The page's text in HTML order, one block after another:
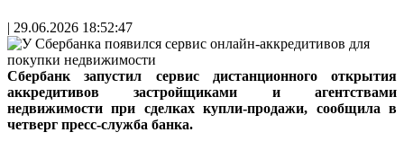
| 29.06.2026 18:52:47
Сбербанк запустил сервис дистанционного открытия
аккредитивов застройщиками и агентствами
недвижимости при сделках купли-продажи, сообщила в
четверг пресс-служба банка.